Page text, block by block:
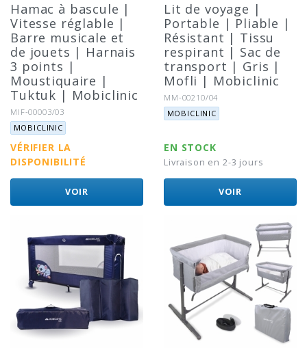
Hamac à bascule |
Vitesse réglable |
Barre musicale et
de jouets | Harnais
3 points |
Moustiquaire |
Tuktuk | Mobiclinic
Référence:
MIF-00003/03
Marque:
MOBICLINIC
VÉRIFIER LA
DISPONIBILITÉ
VOIR
Lit de voyage |
Portable | Pliable |
Résistant | Tissu
respirant | Sac de
transport | Gris |
Mofli | Mobiclinic
Référence:
MM-00210/04
Marque:
MOBICLINIC
EN STOCK
Livraison en 2-3 jours
VOIR